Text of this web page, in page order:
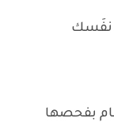
نفَسك
بفحصها